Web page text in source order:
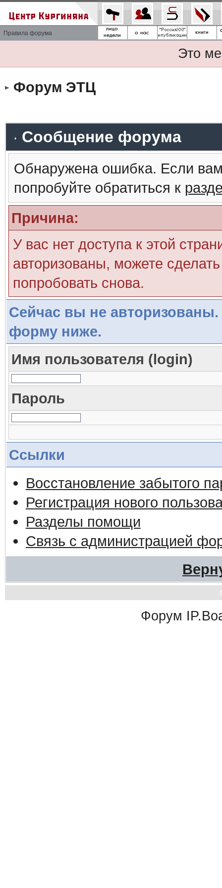
Правила форума
Это
Форум ЭТЦ
Сообщение форума
Обнаружена ошибка. Если
попробуйте обратиться к
Причина:
У вас нет доступа к этой
авторизованы, можете
попробовать снова.
Сейчас вы не авторизованы.
форму ниже.
Имя пользователя (login)
Пароль
Ссылки
Восстановление забытого
Регистрация нового
Разделы помощи
Связь с администрацией
Форум